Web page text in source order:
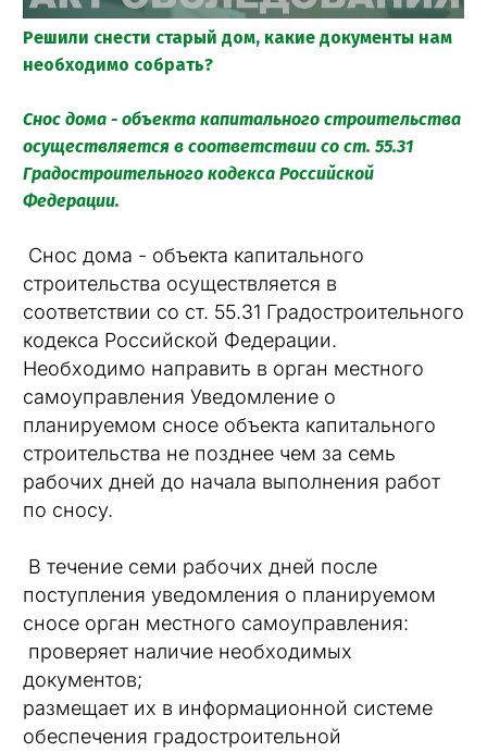
Решили снести старый дом, какие документы нам
необходимо собрать?
Снос дома - объекта капитального строительства
осуществляется в соответствии со ст. 55.31
Градостроительного кодекса Российской
Федерации.
Снос дома - объекта капитального
строительства осуществляется в
соответствии со ст. 55.31 Градостроительного
кодекса Российской Федерации.
Необходимо направить в орган местного
самоуправления Уведомление о
планируемом сносе объекта капитального
строительства не позднее чем за семь
рабочих дней до начала выполнения работ
по сносу.
В течение семи рабочих дней после
поступления уведомления о планируемом
сносе орган местного самоуправления:
проверяет наличие необходимых
документов;
размещает их в информационной системе
обеспечения градостроительной